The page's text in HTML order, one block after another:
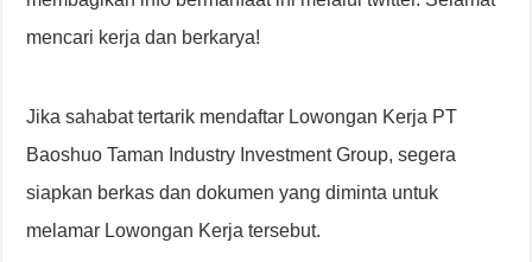
mencari kerja dan berkarya!
Jika sahabat tertarik mendaftar Lowongan Kerja PT
Baoshuo Taman Industry Investment Group, segera
siapkan berkas dan dokumen yang diminta untuk
melamar Lowongan Kerja tersebut.